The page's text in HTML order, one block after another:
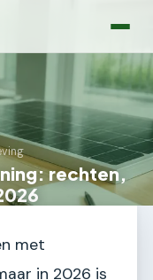
rechten,
met
in 2026 is